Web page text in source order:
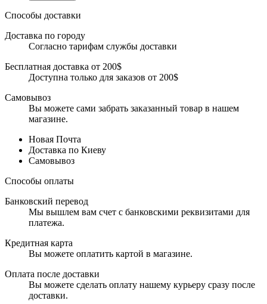
Способы доставки
Доставка по городу
Согласно тарифам службы доставки
Бесплатная доставка от 200$
Доступна только для заказов от 200$
Самовывоз
Вы можете сами забрать заказанный товар в нашем
магазине.
Новая Почта
Доставка по Киеву
Самовывоз
Способы оплаты
Банковский перевод
Мы вышлем вам счет с банковскими реквизитами для
платежа.
Кредитная карта
Вы можете оплатить картой в магазине.
Оплата после доставки
Вы можете сделать оплату нашему курьеру сразу после
доставки.